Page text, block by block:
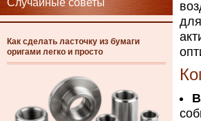
Случайные советы
Как сделать ласточку из бумаги
оригами легко и просто